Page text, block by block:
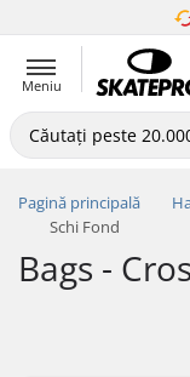
Meniu
Pagină principală
Schi Fond
Bags -